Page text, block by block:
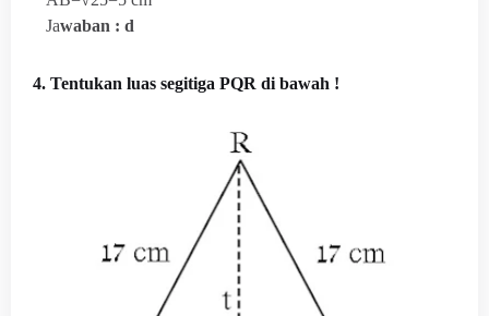
Jawaban : d
4. Tentukan luas segitiga PQR di bawah !